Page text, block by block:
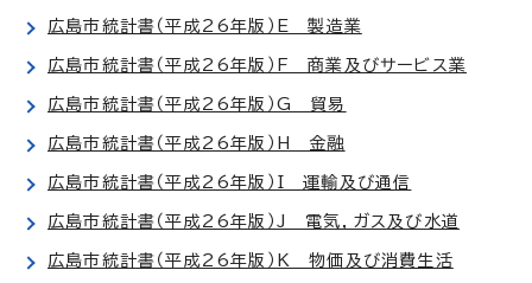
広島市統計書（平成26年版）E 製造業
広島市統計書（平成26年版）F 商業及びサービス業
広島市統計書（平成26年版）G 貿易
広島市統計書（平成26年版）H 金融
広島市統計書（平成26年版）I 運輸及び通信
広島市統計書（平成26年版）J 電気，ガス及び水道
広島市統計書（平成26年版）K 物価及び消費生活